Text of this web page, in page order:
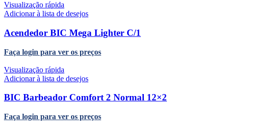
Visualização rápida
Adicionar à lista de desejos
Acendedor BIC Mega Lighter C/1
Faça login para ver os preços
Visualização rápida
Adicionar à lista de desejos
BIC Barbeador Comfort 2 Normal 12×2
Faça login para ver os preços